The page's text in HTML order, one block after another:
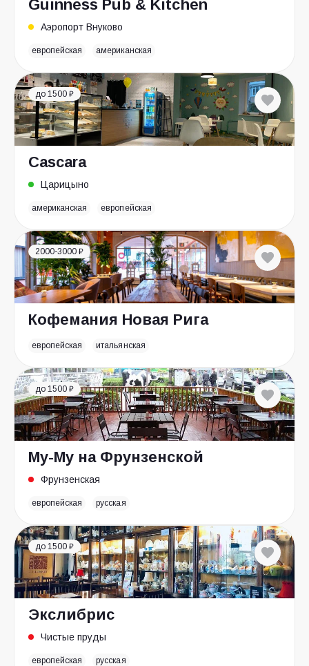
Guinness Pub & Kitchen
Аэропорт Внуково
европейская американская
до 1500 ₽
Cascara
Царицыно
американская европейская
2000-3000 ₽
Кофемания Новая Рига
европейская итальянская
до 1500 ₽
Му-Му на Фрунзенской
Фрунзенская
европейская русская
до 1500 ₽
Экслибрис
Чистые пруды
европейская русская